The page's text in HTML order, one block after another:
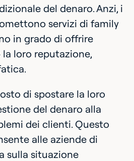
del denaro. Anzi, i
servizi di family
in grado di offrire
loro reputazione,
di spostare la loro
del denaro alla
dei clienti. Questo
alle aziende di
sulla situazione